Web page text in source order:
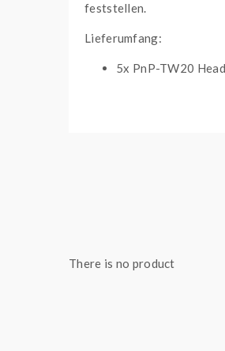
feststellen.
Lieferumfang:
5x PnP-TW20
There is no product